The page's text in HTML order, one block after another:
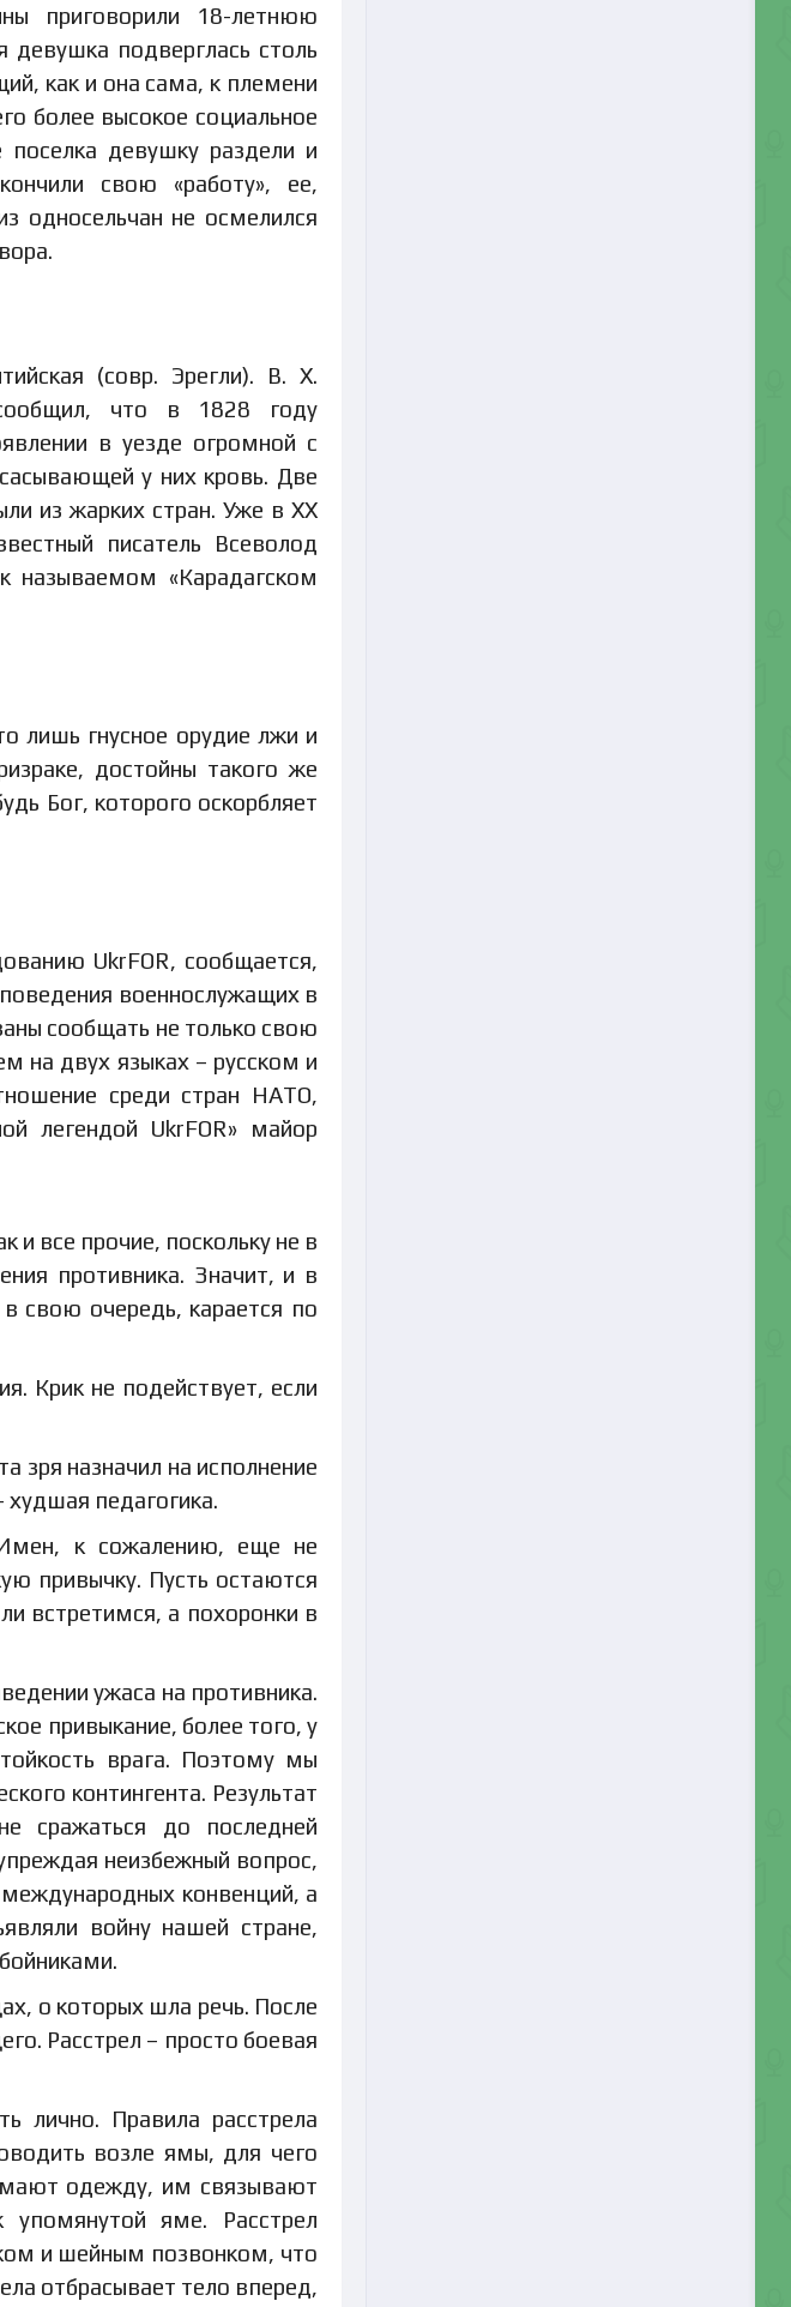
приговорили 18-летнюю
девушка подверглась столь
как и она сама, к племени
более высокое социальное
девушку раздели и
свою «работу», ее,
односельчан не осмелился
(совр. Эрегли). В. Х.
что в 1828 году
в уезде огромной с
у них кровь. Две
из жарких стран. Уже в ХХ
писатель Всеволод
называемом «Карадагском
лишь гнусное орудие лжи и
достойны такого же
Бог, которого оскорбляет
UkrFOR, сообщается,
военнослужащих в
сообщать не только свою
на двух языках – русском и
среди стран НАТО,
легендой UkrFOR» майор
и все прочие, поскольку не в
противника. Значит, и в
свою очередь, карается по
Крик не подействует, если
зря назначил на исполнение
педагогика.
к сожалению, еще не
привычку. Пусть остаются
встретимся, а похоронки в
ужаса на противника.
привыкание, более того, у
врага. Поэтому мы
контингента. Результат
сражаться до последней
неизбежный вопрос,
конвенций, а
войну нашей стране,
о которых шла речь. После
Расстрел – просто боевая
лично. Правила расстрела
возле ямы, для чего
одежду, им связывают
яме. Расстрел
и шейным позвонком, что
отбрасывает тело вперед,